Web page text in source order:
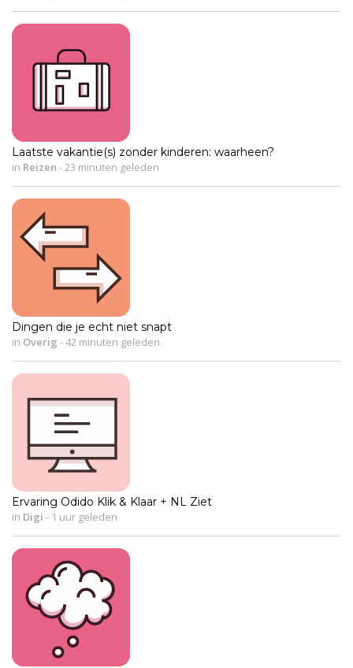
Laatste vakantie(s) zonder kinderen: waarheen?
in Reizen -23 minuten geleden
Dingen die je echt niet snapt
in Overig -42 minuten geleden
Ervaring Odido Klik & Klaar + NL Ziet
in Digi - 1 uur geleden